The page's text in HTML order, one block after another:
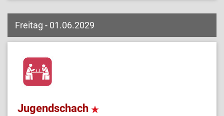
Freitag - 01.06.2029
Jugendschach